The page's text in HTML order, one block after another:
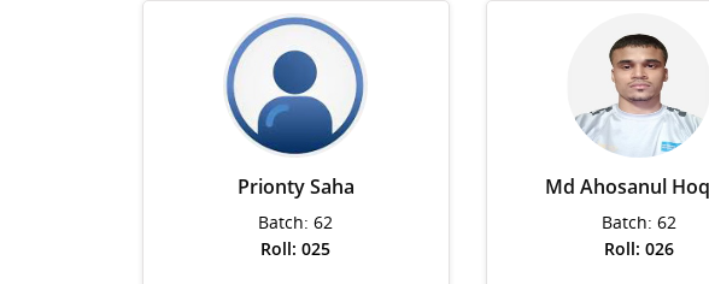
Prionty Saha
Batch: 62
Roll: 025
Md Ahosanul
Batch: 62
Roll: 026